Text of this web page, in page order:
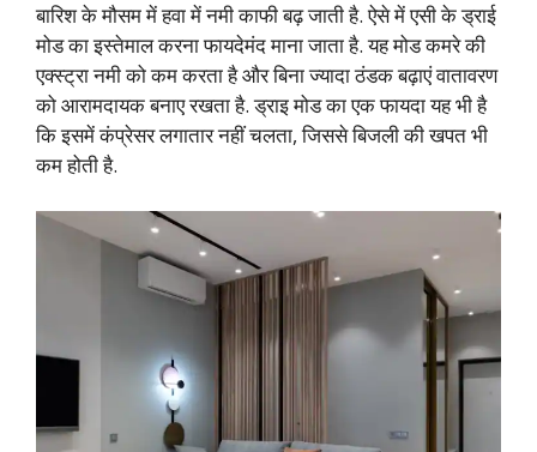
बारिश के मौसम में हवा में नमी काफी बढ़ जाती है. ऐसे में एसी के ड्राई
मोड का इस्तेमाल करना फायदेमंद माना जाता है. यह मोड कमरे की
एक्स्ट्रा नमी को कम करता है और बिना ज्यादा ठंडक बढ़ाएं वातावरण
को आरामदायक बनाए रखता है. ड्राइ मोड का एक फायदा यह भी है
कि इसमें कंप्रेसर लगातार नहीं चलता, जिससे बिजली की खपत भी
कम होती है.